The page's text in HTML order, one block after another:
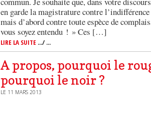
en garde la magistrature contre
mais d’abord contre toute espèce de
vous soyez entendu ! » Ces […]
LIRE LA SUITE .../ ...
A propos, pourquoi le
pourquoi le noir ?
LE 11 MARS 2013